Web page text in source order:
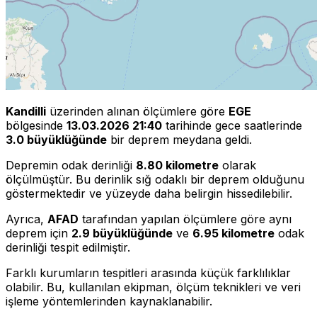
Kandilli üzerinden alınan ölçümlere göre EGE
bölgesinde 13.03.2026 21:40 tarihinde gece saatlerinde
3.0 büyüklüğünde bir deprem meydana geldi.
Depremin odak derinliği 8.80 kilometre olarak
ölçülmüştür. Bu derinlik sığ odaklı bir deprem olduğunu
göstermektedir ve yüzeyde daha belirgin hissedilebilir.
Ayrıca, AFAD tarafından yapılan ölçümlere göre aynı
deprem için 2.9 büyüklüğünde ve 6.95 kilometre odak
derinliği tespit edilmiştir.
Farklı kurumların tespitleri arasında küçük farklılıklar
olabilir. Bu, kullanılan ekipman, ölçüm teknikleri ve veri
işleme yöntemlerinden kaynaklanabilir.